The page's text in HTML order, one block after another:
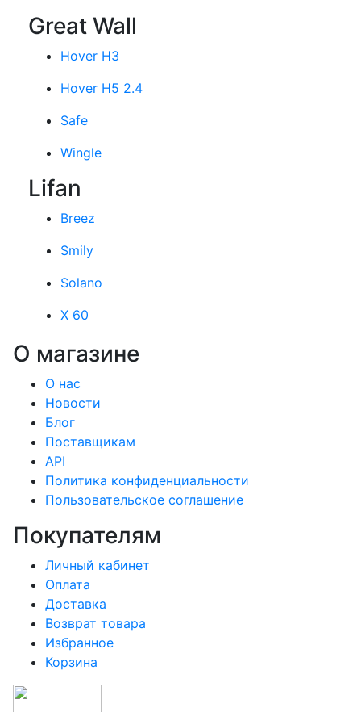
Great Wall
Hover H3
Hover H5 2.4
Safe
Wingle
Lifan
Breez
Smily
Solano
X 60
О магазине
О нас
Новости
Блог
Поставщикам
API
Политика конфиденциальности
Пользовательское соглашение
Покупателям
Личный кабинет
Оплата
Доставка
Возврат товара
Избранное
Корзина